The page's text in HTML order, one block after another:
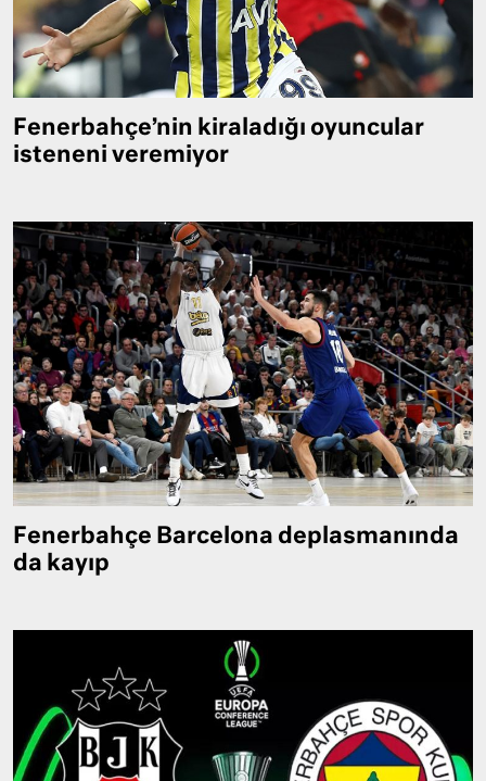
Fenerbahçe’nin kiraladığı oyuncular
isteneni veremiyor
Fenerbahçe Barcelona deplasmanında
da kayıp